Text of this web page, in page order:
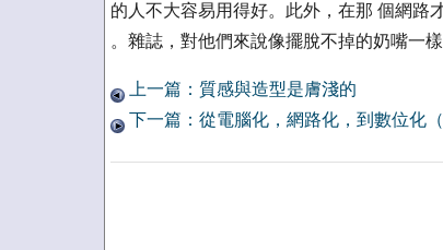
的人不大容易用得好。此外，在那 個網路
。雜誌，對他們來說像擺脫不掉的奶嘴一樣
上一篇：質感與造型是膚淺的
下一篇：從電腦化，網路化，到數位化（